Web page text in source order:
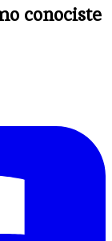
conociste